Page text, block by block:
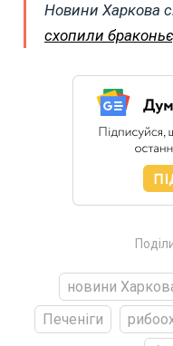
Новини Харкова
схопили
новини
Печеніги